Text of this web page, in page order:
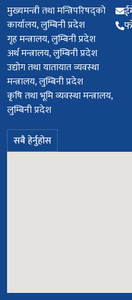
मुख्यमन्त्री तथा मन्त्रिपरिषद्को
कार्यालय, लुम्बिनी प्रदेश
गृह मन्त्रालय, लुम्बिनी प्रदेश
अर्थ मन्त्रालय, लुम्बिनी प्रदेश
उद्योग तथा यातायात व्यवस्था
मन्त्रालय, लुम्बिनी प्रदेश
कृषि तथा भूमि व्यवस्था मन्त्रालय,
लुम्बिनी प्रदेश
सबै हेर्नुहोस